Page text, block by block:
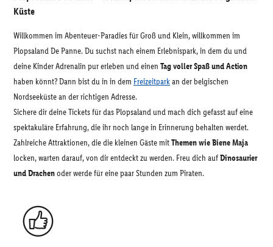
Küste
Willkommen im Abenteuer-Paradies für Groß und Klein, willkommen im
Plopsaland De Panne. Du suchst nach einem Erlebnispark, in dem du und
deine Kinder Adrenalin pur erleben und einen Tag voller Spaß und Action
haben könnt? Dann bist du in in dem Freizeitparkan der belgischen
Nordseeküste an der richtigen Adresse.
Sichere dir deine Tickets für das Plopsaland und mach dich gefasst auf eine
spektakuläre Erfahrung, die ihr noch lange in Erinnerung behalten werdet.
Zahlreiche Attraktionen, die die kleinen Gäste mitThemen wie Biene Maja
locken, warten darauf, von dir entdeckt zu werden. Freu dich aufDinosaurier
und Drachenoder werde für eine paar Stunden zum Piraten.